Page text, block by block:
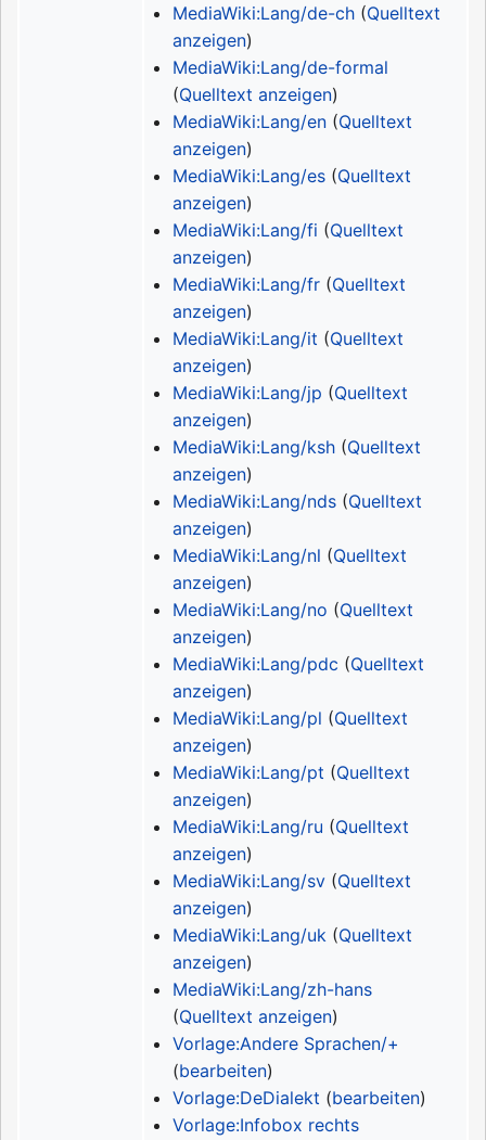
MediaWiki:Lang/de-ch(Quelltext
anzeigen)
MediaWiki:Lang/de-formal
(Quelltext anzeigen)
MediaWiki:Lang/en(Quelltext
anzeigen)
MediaWiki:Lang/es(Quelltext
anzeigen)
MediaWiki:Lang/fi (Quelltext
anzeigen)
MediaWiki:Lang/fr(Quelltext
anzeigen)
MediaWiki:Lang/it (Quelltext
anzeigen)
MediaWiki:Lang/jp (Quelltext
anzeigen)
MediaWiki:Lang/ksh(Quelltext
anzeigen)
MediaWiki:Lang/nds(Quelltext
anzeigen)
MediaWiki:Lang/nl (Quelltext
anzeigen)
MediaWiki:Lang/no (Quelltext
anzeigen)
MediaWiki:Lang/pdc (Quelltext
anzeigen)
MediaWiki:Lang/pl (Quelltext
anzeigen)
MediaWiki:Lang/pt (Quelltext
anzeigen)
MediaWiki:Lang/ru (Quelltext
anzeigen)
MediaWiki:Lang/sv(Quelltext
anzeigen)
MediaWiki:Lang/uk(Quelltext
anzeigen)
MediaWiki:Lang/zh-hans
(Quelltext anzeigen)
Vorlage:Andere Sprachen/+
(bearbeiten)
Vorlage:DeDialekt (bearbeiten)
Vorlage:Infobox rechts